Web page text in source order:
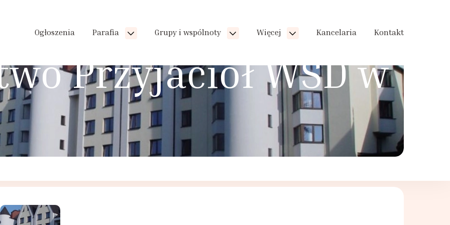
Ogłoszenia Parafia Grupy i wspólnoty Więcej Kancelaria Kontakt
Przyjaciół WSD w